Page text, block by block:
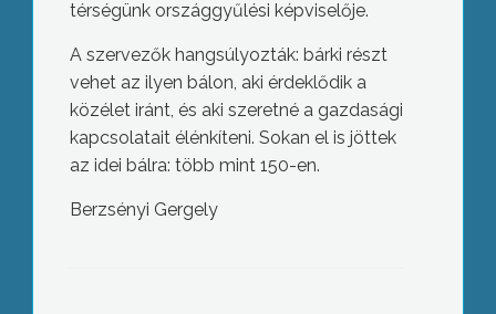
térségünk országgyűlési képviselője.
A szervezők hangsúlyozták: bárki részt
vehet az ilyen bálon, aki érdeklődik a
közélet iránt, és aki szeretné a gazdasági
kapcsolatait élénkíteni. Sokan el is jöttek
az idei bálra: több mint 150-en.
Berzsényi Gergely